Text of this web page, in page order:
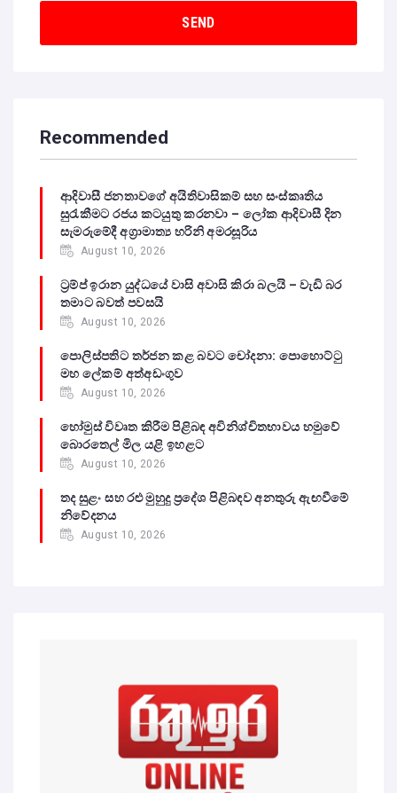
Recommended
ආදිවාසී ජනතාවගේ අයිතිවාසිකම් සහ සංස්කෘතිය
සුරැකීමට රජය කටයුතු කරනවා – ලෝක ආදිවාසී දින
සැමරුමේදී අග්‍රාමාත්‍ය හරිනි අමරසූරිය
August 10, 2026
ට්‍රම්ප් ඉරාන යුද්ධයේ වාසි අවාසි කිරා බලයි – වැඩි බර
තමාට බවත් පවසයි
August 10, 2026
පොලිස්පතිට තර්ජන කළ බවට චෝදනා: පොහොට්ටු
මහ ලේකම් අත්අඩංගුව
August 10, 2026
හෝමුස් විවෘත කිරීම පිළිබඳ අවිනිශ්චිතභාවය හමුවේ
බොරතෙල් මිල යළි ඉහළට
August 10, 2026
තද සුළං සහ රළු මුහුදු ප්‍රදේශ පිළිබඳව අනතුරු ඇඟවීමේ
නිවේදනය
August 10, 2026